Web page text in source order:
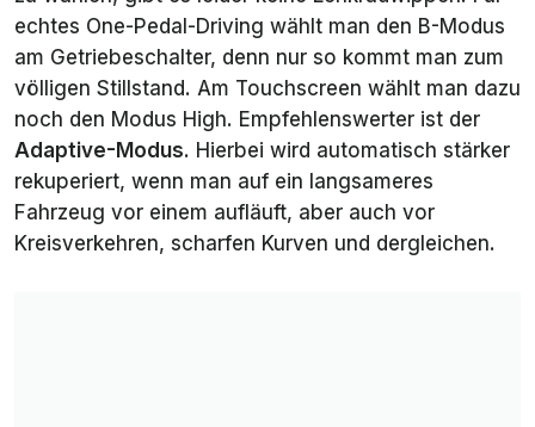
echtes One-Pedal-Driving wählt man den B-Modus
am Getriebeschalter, denn nur so kommt man zum
völligen Stillstand. Am Touchscreen wählt man dazu
noch den Modus High. Empfehlenswerter ist der
Adaptive-Modus. Hierbei wird automatisch stärker
rekuperiert, wenn man auf ein langsameres
Fahrzeug vor einem aufläuft, aber auch vor
Kreisverkehren, scharfen Kurven und dergleichen.